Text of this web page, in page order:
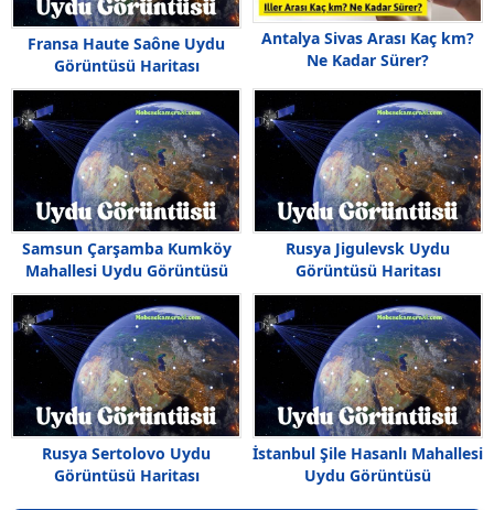
Fransa Haute Saône Uydu
Görüntüsü Haritası
Antalya Sivas Arası Kaç km?
Ne Kadar Sürer?
Samsun Çarşamba Kumköy
Mahallesi Uydu Görüntüsü
Rusya Jigulevsk Uydu
Görüntüsü Haritası
Rusya Sertolovo Uydu
Görüntüsü Haritası
İstanbul Şile Hasanlı Mahallesi
Uydu Görüntüsü